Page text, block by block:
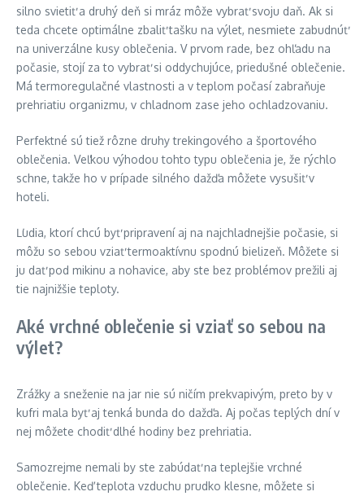
silno svietiť a druhý deň si mráz môže vybrať svoju daň. Ak si
teda chcete optimálne zbaliť tašku na výlet, nesmiete zabudnúť
na univerzálne kusy oblečenia. V prvom rade, bez ohľadu na
počasie, stojí za to vybrať si oddychujúce, priedušné oblečenie.
Má termoregulačné vlastnosti a v teplom počasí zabraňuje
prehriatiu organizmu, v chladnom zase jeho ochladzovaniu.
Perfektné sú tiež rôzne druhy trekingového a športového
oblečenia. Veľkou výhodou tohto typu oblečenia je, že rýchlo
schne, takže ho v prípade silného dažďa môžete vysušiť v
hoteli.
Ľudia, ktorí chcú byť pripravení aj na najchladnejšie počasie, si
môžu so sebou vziať termoaktívnu spodnú bielizeň. Môžete si
ju dať pod mikinu a nohavice, aby ste bez problémov prežili aj
tie najnižšie teploty.
Aké vrchné oblečenie si vziať so sebou na
výlet?
Zrážky a sneženie na jar nie sú ničím prekvapivým, preto by v
kufri mala byť aj tenká bunda do dažďa. Aj počas teplých dní v
nej môžete chodiť dlhé hodiny bez prehriatia.
Samozrejme nemali by ste zabúdať na teplejšie vrchné
oblečenie. Keď teplota vzduchu prudko klesne, môžete si